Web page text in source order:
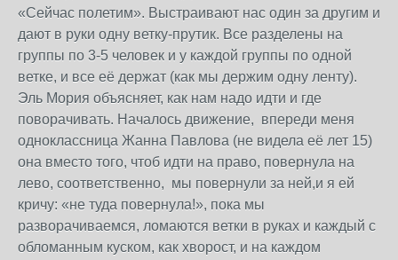
«Сейчас полетим». Выстраивают нас один за другим и
дают в руки одну ветку-прутик. Все разделены на
группы по 3-5 человек и у каждой группы по одной
ветке, и все её держат (как мы держим одну ленту).
Эль Мория объясняет, как нам надо идти и где
поворачивать. Началось движение, впереди меня
одноклассница Жанна Павлова (не видела её лет 15)
она вместо того, чтоб идти на право, повернула на
лево, соответственно, мы повернули за ней,и я ей
кричу: «не туда повернула!», пока мы
разворачиваемся, ломаются ветки в руках и каждый с
обломанным куском, как хворост, и на каждом